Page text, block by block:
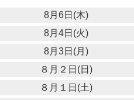
8月6日(木)
8月4日(火)
8月3日(月)
８月２日(日)
８月１日(土)